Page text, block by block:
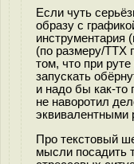
Если чуть
образу с
инструментария
(по размеру/ТТХ
том, что при
запускать
и надо бы как-то
не наворотил
эквивалентными
Про текстовый
мысли посадить